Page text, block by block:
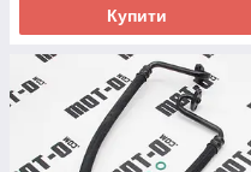
Купити